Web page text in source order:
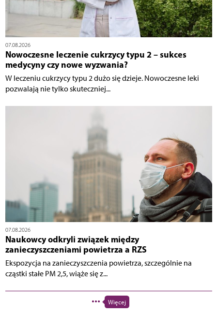
07.08.2026
Nowoczesne leczenie cukrzycy typu 2 – sukces
medycyny czy nowe wyzwania?
W leczeniu cukrzycy typu 2 dużo się dzieje. Nowoczesne leki
pozwalają nie tylko skuteczniej...
07.08.2026
Naukowcy odkryli związek między
zanieczyszczeniami powietrza a RZS
Ekspozycja na zanieczyszczenia powietrza, szczególnie na
cząstki stałe PM 2,5, wiąże się z...
Więcej